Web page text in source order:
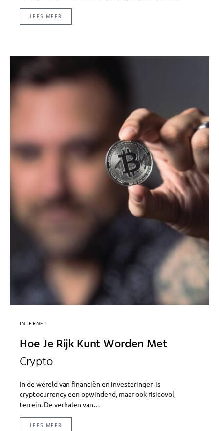
LEES MEER
INTERNET
Hoe Je Rijk Kunt Worden Met
Crypto
In de wereld van financiën en investeringen is
cryptocurrency een opwindend, maar ook risicovol,
terrein. De verhalen van…
LEES MEER